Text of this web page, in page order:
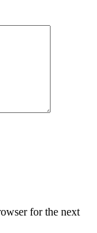
for the next